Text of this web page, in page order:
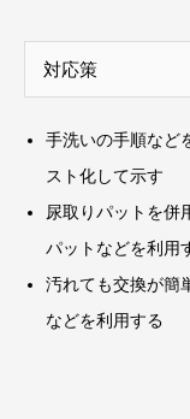
対応策
手洗いの手順など
スト化して示す
尿取りパットを併
パットなどを利用
汚れても交換が簡
などを利用する